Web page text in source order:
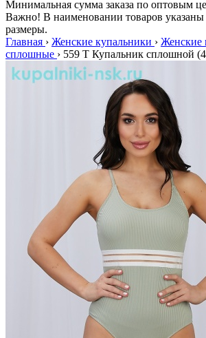
Минимальная сумма заказа по оптовым
Важно! В наименовании товаров указаны
размеры.
Главная › Женские купальники › Женские
сплошные › 559 Т Купальник сплошной